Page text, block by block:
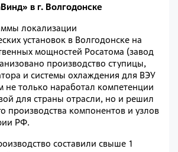
в г. Волгодонске
локализации
установок в Волгодонске на
мощностей Росатома (завод
производство ступицы,
и системы охлаждения для ВЭУ
не только наработал компетенции
для страны отрасли, но и решил
производства компонентов и узлов
РФ.
составили свыше 1